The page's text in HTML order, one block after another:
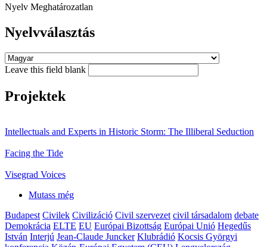
Nyelv Meghatározatlan
Nyelvválasztás
Leave this field blank
Projektek
Intellectuals and Experts in Historic Storm: The Illiberal Seduction
Facing the Tide
Visegrad Voices
Mutass még
Budapest Civilek Civilizáció Civil szervezet civil társadalom debate
Demokrácia ELTE EU Európai Bizottság Európai Unió Hegedűs
István Interjú Jean-Claude Juncker Klubrádió Kocsis Györgyi